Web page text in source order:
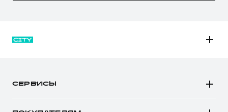
СЕРВИСЫ